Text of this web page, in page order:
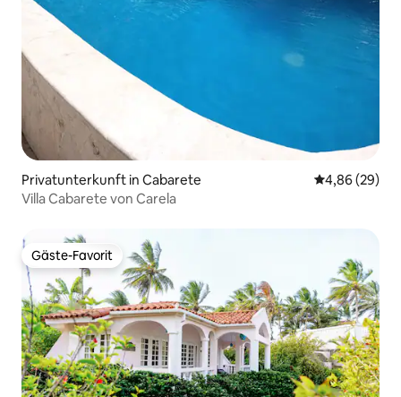
Privatunterkunft in Cabarete
4,86 (29)
Villa Cabarete von Carela
Gäste-Favorit
Gäste-Favorit